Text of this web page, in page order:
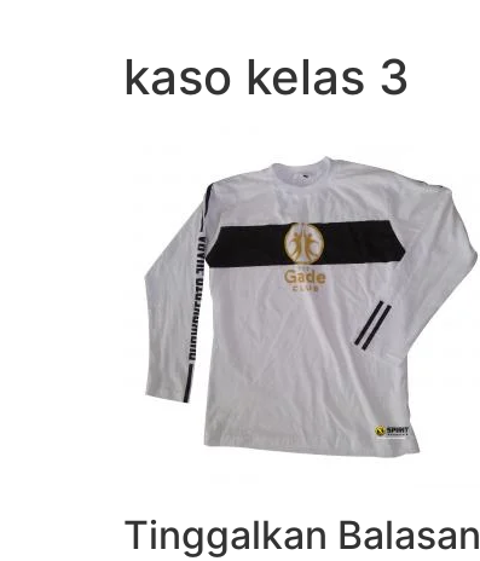
kaso kelas 3
Tinggalkan Balasan